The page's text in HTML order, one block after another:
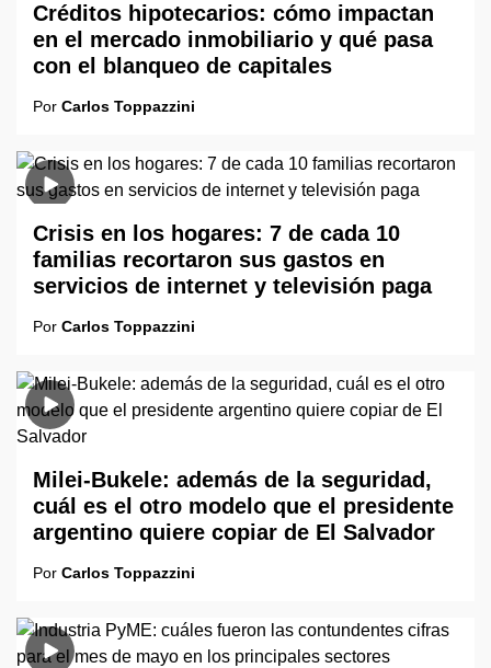
Créditos hipotecarios: cómo impactan
en el mercado inmobiliario y qué pasa
con el blanqueo de capitales
Por Carlos Toppazzini
Crisis en los hogares: 7 de cada 10
familias recortaron sus gastos en
servicios de internet y televisión paga
Por Carlos Toppazzini
Milei-Bukele: además de la seguridad,
cuál es el otro modelo que el presidente
argentino quiere copiar de El Salvador
Por Carlos Toppazzini